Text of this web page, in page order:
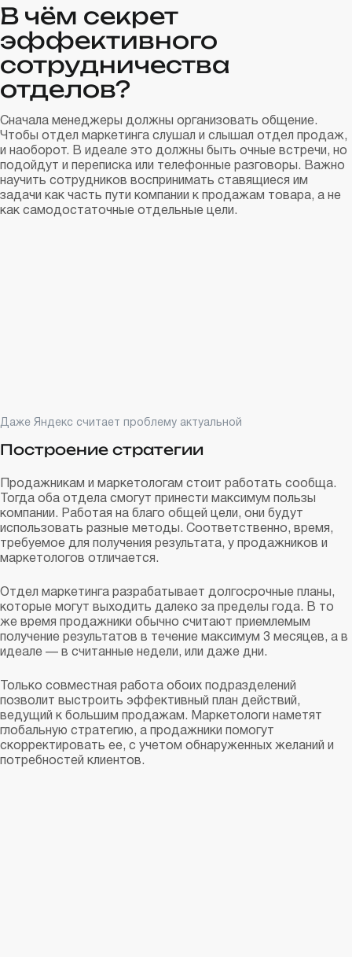
В чём секрет
эффективного
сотрудничества
отделов?
Сначала менеджеры должны организовать общение.
Чтобы отдел маркетинга слушал и слышал отдел продаж,
и наоборот. В идеале это должны быть очные встречи, но
подойдут и переписка или телефонные разговоры. Важно
научить сотрудников воспринимать ставящиеся им
задачи как часть пути компании к продажам товара, а не
как самодостаточные отдельные цели.
Даже Яндекс считает проблему актуальной
Построение стратегии
Продажникам и маркетологам стоит работать сообща.
Тогда оба отдела смогут принести максимум пользы
компании. Работая на благо общей цели, они будут
использовать разные методы. Соответственно, время,
требуемое для получения результата, у продажников и
маркетологов отличается.
Отдел маркетинга разрабатывает долгосрочные планы,
которые могут выходить далеко за пределы года. В то
же время продажники обычно считают приемлемым
получение результатов в течение максимум 3 месяцев, а в
идеале — в считанные недели, или даже дни.
Только совместная работа обоих подразделений
позволит выстроить эффективный план действий,
ведущий к большим продажам. Маркетологи наметят
глобальную стратегию, а продажники помогут
скорректировать ее, с учетом обнаруженных желаний и
потребностей клиентов.